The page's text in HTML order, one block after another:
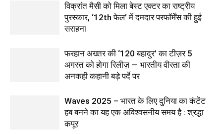
विक्रांत मैसी को मिला बेस्ट एक्टर का राष्ट्रीय
पुरस्कार, ‘12th फेल’ में दमदार परफॉर्मेंस की हुई
सराहना
फरहान अख्तर की ‘120 बहादुर’ का टीज़र 5
अगस्त को होगा रिलीज़ — भारतीय वीरता की
अनकही कहानी बड़े पर्दे पर
Waves 2025 – भारत के लिए दुनिया का कंटेंट
हब बनने का यह एक अविश्वसनीय समय है : श्रद्धा
कपूर